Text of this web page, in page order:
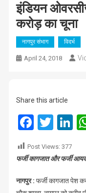
इंडियन
करोड़ का चूना
नागपुर संभाग विदर्भ
April 24, 2018
Share this article
Post Views: 377
फर्जी कागजात और फर्जी
नागपुर : फर्जी कागजात पेश